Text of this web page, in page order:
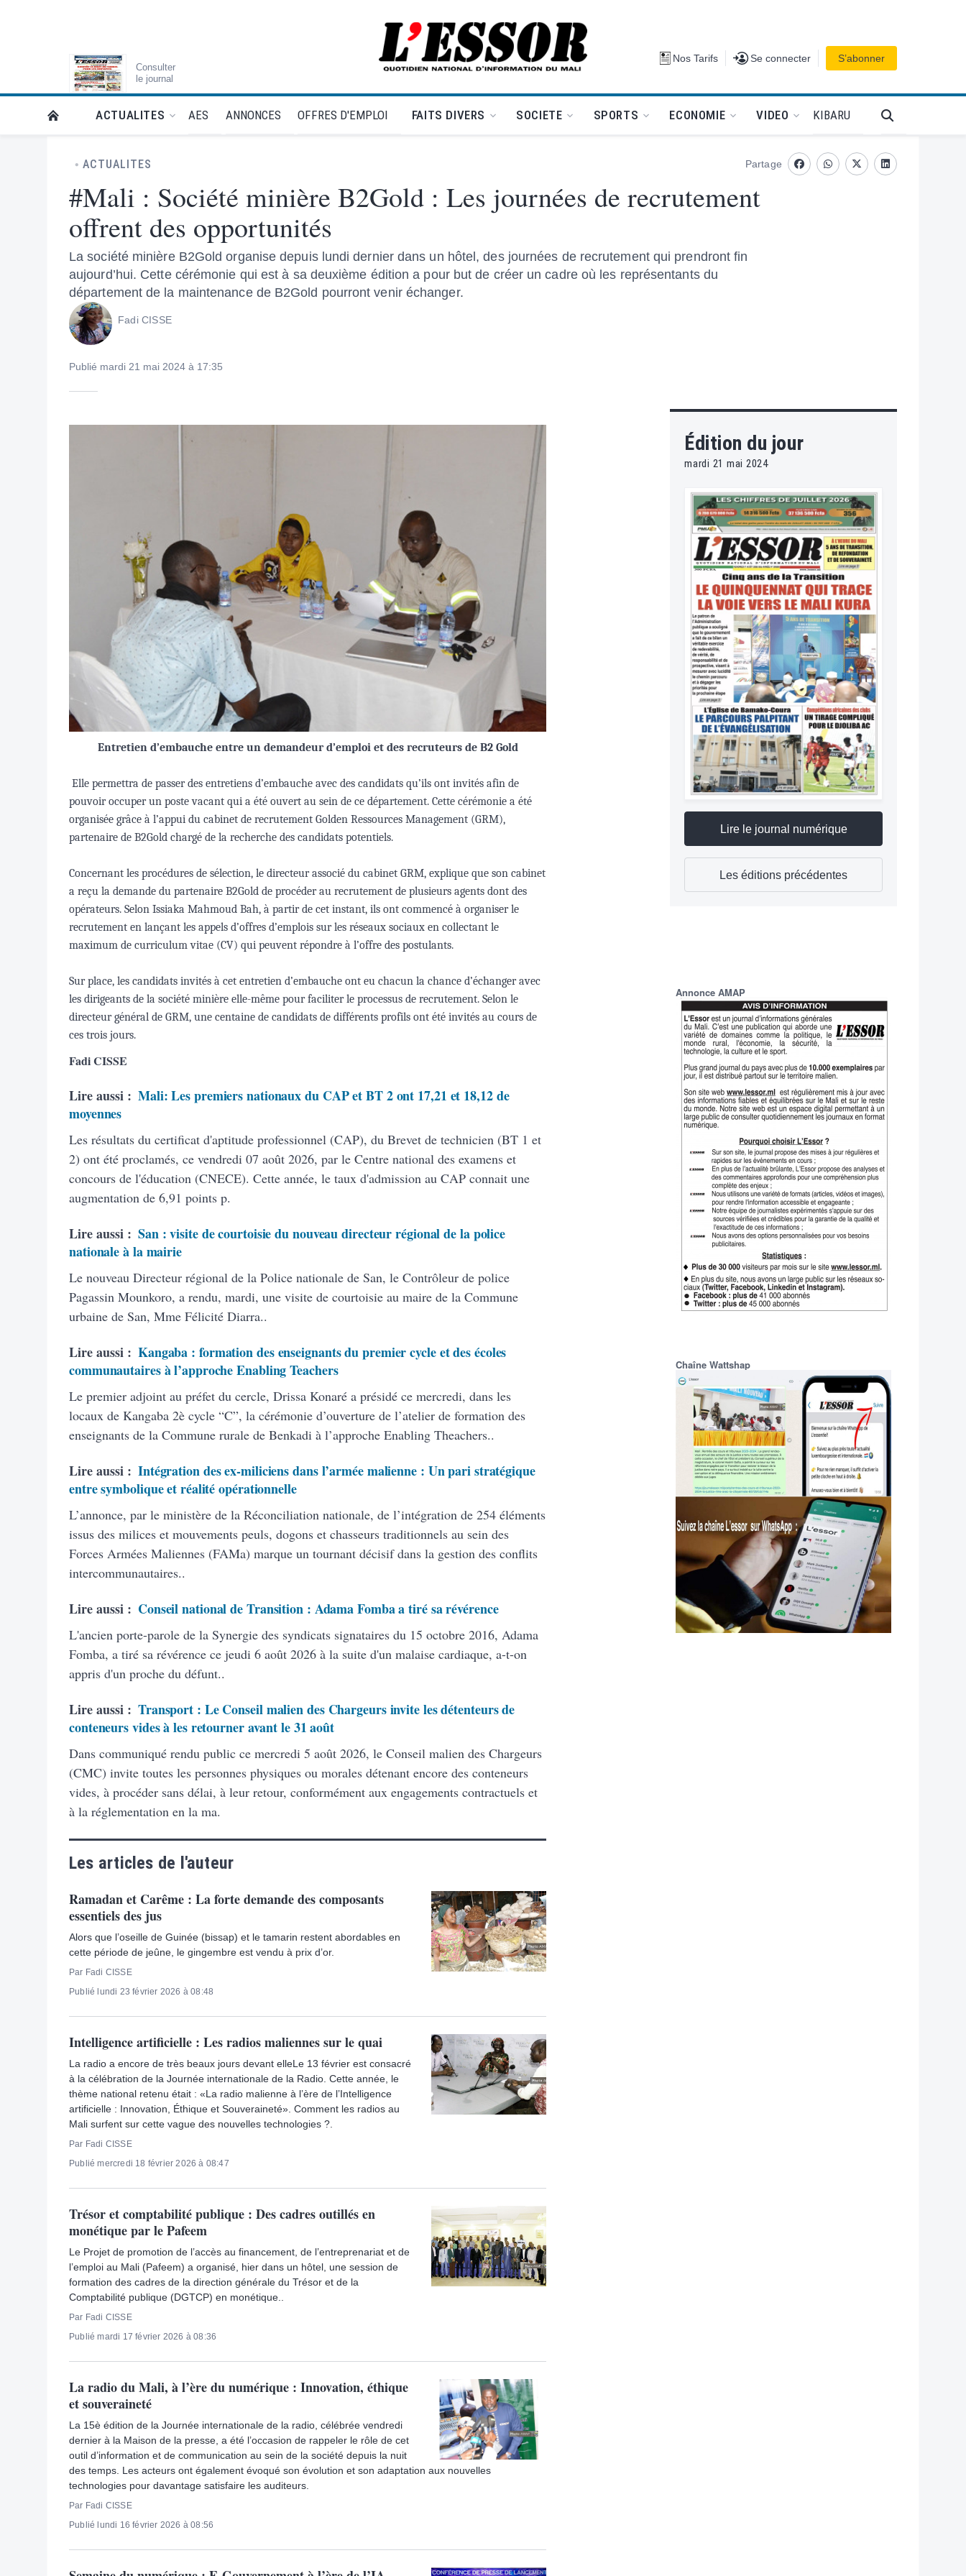
Consulter
le journal
L'Essor - retour à la une Nos Tarifs Se connecter
Se connecter S’abonner
RETOUR À LA PAGE D’ACCUEIL DE L'ESSOR
ACTUALITES AES ANNONCES OFFRES D'EMPLOI FAITS DIVERS SOCIETE SPORTS ECONOMIE VIDEO KIBARU
ACTUALITES
#Mali : Société minière B2Gold : Les journées de recrutement
offrent des opportunités
La société minière B2Gold organise depuis lundi dernier dans un hôtel, des journées de recrutement qui prendront fin
aujourd’hui. Cette cérémonie qui est à sa deuxième édition a pour but de créer un cadre où les représentants du
département de la maintenance de B2Gold pourront venir échanger.
Fadi CISSE
Publié mardi 21 mai 2024 à 17:35
Partage
FacebookwhatsappTwitterLinkedin
Entretien d’embauche entre un demandeur d’emploi et des recruteurs de B2 Gold
Elle permettra de passer des entretiens d’embauche avec des candidats qu’ils ont invités afin de
pouvoir occuper un poste vacant qui a été ouvert au sein de ce département. Cette cérémonie a été
organisée grâce à l’appui du cabinet de recrutement Golden Ressources Management (GRM),
partenaire de B2Gold chargé de la recherche des candidats potentiels.
Concernant les procédures de sélection, le directeur associé du cabinet GRM, explique que son cabinet
a reçu la demande du partenaire B2Gold de procéder au recrutement de plusieurs agents dont des
opérateurs. Selon Issiaka Mahmoud Bah, à partir de cet instant, ils ont commencé à organiser le
recrutement en lançant les appels d’offres d’emplois sur les réseaux sociaux en collectant le
maximum de curriculum vitae (CV) qui peuvent répondre à l’offre des postulants.
Sur place, les candidats invités à cet entretien d’embauche ont eu chacun la chance d’échanger avec
les dirigeants de la société minière elle-même pour faciliter le processus de recrutement. Selon le
directeur général de GRM, une centaine de candidats de différents profils ont été invités au cours de
ces trois jours.
Fadi CISSE
Lire aussi : Mali: Les premiers nationaux du CAP et BT 2 ont 17,21 et 18,12 de
moyennes
Les résultats du certificat d'aptitude professionnel (CAP), du Brevet de technicien (BT 1 et
2) ont été proclamés, ce vendredi 07 août 2026, par le Centre national des examens et
concours de l'éducation (CNECE). Cette année, le taux d'admission au CAP connait une
augmentation de 6,91 points p.
Lire aussi : San : visite de courtoisie du nouveau directeur régional de la police
nationale à la mairie
Le nouveau Directeur régional de la Police nationale de San, le Contrôleur de police
Pagassin Mounkoro, a rendu, mardi, une visite de courtoisie au maire de la Commune
urbaine de San, Mme Félicité Diarra..
Lire aussi : Kangaba : formation des enseignants du premier cycle et des écoles
communautaires à l’approche Enabling Teachers
Le premier adjoint au préfet du cercle, Drissa Konaré a présidé ce mercredi, dans les
locaux de Kangaba 2è cycle “C”, la cérémonie d’ouverture de l’atelier de formation des
enseignants de la Commune rurale de Benkadi à l’approche Enabling Theachers..
Lire aussi : Intégration des ex-miliciens dans l’armée malienne : Un pari stratégique
entre symbolique et réalité opérationnelle
L’annonce, par le ministère de la Réconciliation nationale, de l’intégration de 254 éléments
issus des milices et mouvements peuls, dogons et chasseurs traditionnels au sein des
Forces Armées Maliennes (FAMa) marque un tournant décisif dans la gestion des conflits
intercommunautaires..
Lire aussi : Conseil national de Transition : Adama Fomba a tiré sa révérence
L'ancien porte-parole de la Synergie des syndicats signataires du 15 octobre 2016, Adama
Fomba, a tiré sa révérence ce jeudi 6 août 2026 à la suite d'un malaise cardiaque, a-t-on
appris d'un proche du défunt..
Lire aussi : Transport : Le Conseil malien des Chargeurs invite les détenteurs de
conteneurs vides à les retourner avant le 31 août
Dans communiqué rendu public ce mercredi 5 août 2026, le Conseil malien des Chargeurs
(CMC) invite toutes les personnes physiques ou morales détenant encore des conteneurs
vides, à procéder sans délai, à leur retour, conformément aux engagements contractuels et
à la réglementation en la ma.
Les articles de l'auteur
Ramadan et Carême : La forte demande des composants
essentiels des jus
Alors que l’oseille de Guinée (bissap) et le tamarin restent abordables en
cette période de jeûne, le gingembre est vendu à prix d’or.
Par Fadi CISSE
Publié lundi 23 février 2026 à 08:48
Intelligence artificielle : Les radios maliennes sur le quai
La radio a encore de très beaux jours devant elleLe 13 février est consacré
à la célébration de la Journée internationale de la Radio. Cette année, le
thème national retenu était : «La radio malienne à l’ère de l’Intelligence
artificielle : Innovation, Éthique et Souveraineté». Comment les radios au
Mali surfent sur cette vague des nouvelles technologies ?.
Par Fadi CISSE
Publié mercredi 18 février 2026 à 08:47
Trésor et comptabilité publique : Des cadres outillés en
monétique par le Pafeem
Le Projet de promotion de l’accès au financement, de l’entreprenariat et de
l’emploi au Mali (Pafeem) a organisé, hier dans un hôtel, une session de
formation des cadres de la direction générale du Trésor et de la
Comptabilité publique (DGTCP) en monétique..
Par Fadi CISSE
Publié mardi 17 février 2026 à 08:36
La radio du Mali, à l’ère du numérique : Innovation, éthique
et souveraineté
La 15è édition de la Journée internationale de la radio, célébrée vendredi
dernier à la Maison de la presse, a été l’occasion de rappeler le rôle de cet
outil d’information et de communication au sein de la société depuis la nuit
des temps. Les acteurs ont également évoqué son évolution et son adaptation aux nouvelles
technologies pour davantage satisfaire les auditeurs.
Par Fadi CISSE
Publié lundi 16 février 2026 à 08:56
Édition du jour
mardi 21 mai 2024
Lire le journal numérique
Les éditions précédentes
Annonce AMAP
Chaîne Wattshap